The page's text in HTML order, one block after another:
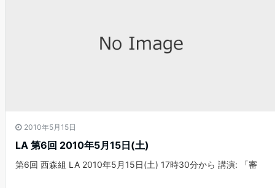
2010年5月15日
LA 第6回 2010年5月15日(土)
第6回 西森組 LA 2010年5月15日(土) 17時30分から 講演: 「審